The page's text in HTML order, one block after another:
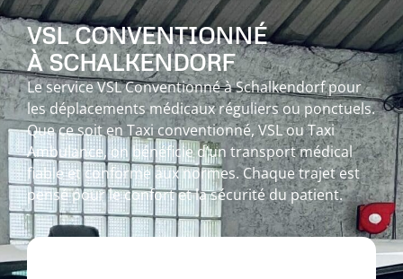
VSL CONVENTIONNÉ
À SCHALKENDORF
Le service VSL Conventionné à Schalkendorf pour
les déplacements médicaux réguliers ou ponctuels.
Que ce soit en Taxi conventionné, VSL ou Taxi
Ambulance, on bénéficie d’un transport médical
fiable et conforme aux normes. Chaque trajet est
pensé pour le confort et la sécurité du patient.